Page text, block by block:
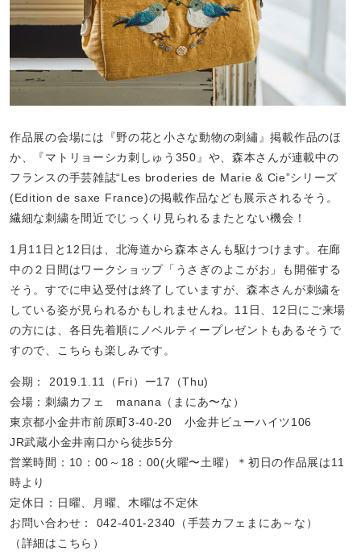
作品展の会場には『野の花と小さな動物の刺繡』掲載作品のほ
か、『マトリョーシカ刺しゅう350』や、森本さんが連載中の
フランスの手芸雑誌“Les broderies de Marie & Cie”シリーズ
(Edition de saxe France)の掲載作品なども展示されるそう。
繊細な刺繍を間近でじっくり見られるまたとない機会！
1月11日と12日は、北海道から森本さんも駆けつけます。在廊
中の２日間はワークショップ「うさぎのよこがお」も開催する
そう。すでに申込受付は終了していますが、森本さんが刺繍を
している姿が見られるかもしれませんね。11日、12日にご来場
の方には、各日先着順にノベルティープレゼントもあるそうで
すので、こちらも楽しみです。
会期： 2019.1.11（Fri）ー17（Thu)
会場：刺繍カフェ manana（まにあ〜な）
東京都小金井市前原町3-40-20 小金井ビューハイツ106
JR武蔵小金井南口から徒歩5分
営業時間：10：00～18：00(火曜〜土曜）＊初日の作品展は11
時より
定休日：日曜、月曜、木曜は不定休
お問い合わせ： 042-401-2340（手芸カフェまにあ～な）
（詳細はこちら）